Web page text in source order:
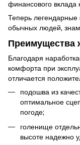
финансового
Теперь легендарные
обычных людей,
Преимущества
Благодаря
комфорта при
отличается
подошва из
оптимальное
погоде;
голенище
высоте надежно